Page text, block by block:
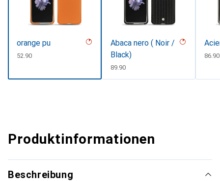
orange pu
CHF
52.90
Abaca nero ( Noir /
Black)
CHF
89.90
CHF
86.90
Produktinformationen
Beschreibung